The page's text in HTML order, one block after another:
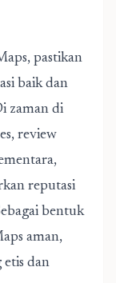
pastikan
baik dan
zaman di
review
reputasi
bentuk
aman,
etis dan